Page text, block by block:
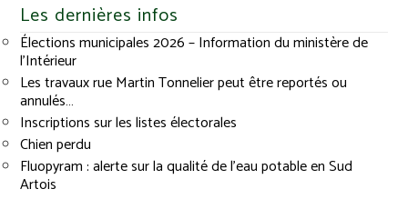
Les dernières infos
Élections municipales 2026 – Information du ministère de
l’Intérieur
Les travaux rue Martin Tonnelier peut être reportés ou
annulés…
Inscriptions sur les listes électorales
Chien perdu
Fluopyram : alerte sur la qualité de l’eau potable en Sud
Artois